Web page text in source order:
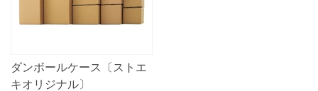
ダンボールケース〔ストエ
キオリジナル〕